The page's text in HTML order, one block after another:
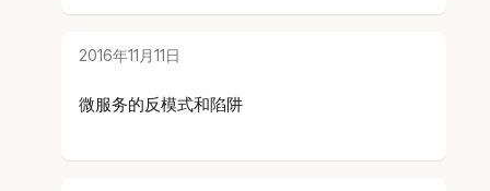
2016年11月11日
微服务的反模式和陷阱